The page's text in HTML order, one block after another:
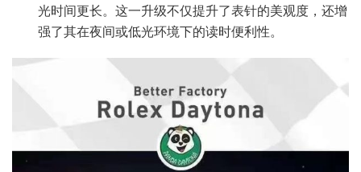
光时间更长。这一升级不仅提升了表针的美观度，还增
强了其在夜间或低光环境下的读时便利性。​